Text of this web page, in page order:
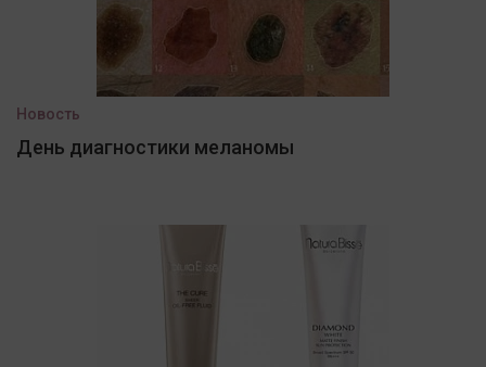
Новость
День диагностики меланомы